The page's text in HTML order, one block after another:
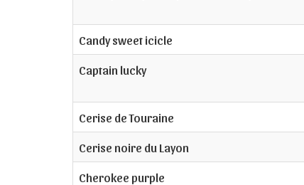
Candy sweet icicle
Captain lucky
Cerise de Touraine
Cerise noire du Layon
Cherokee purple